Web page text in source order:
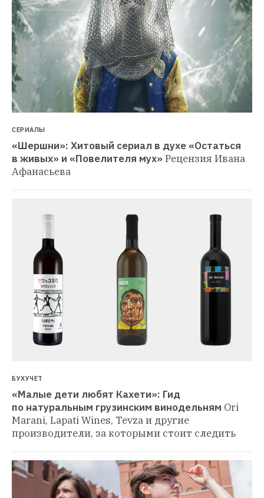
СЕРИАЛЫ
«Шершни»: Хитовый сериал в духе «Остаться
в живых» и «Повелителя мух» Рецензия Ивана
Афанасьева
БУХУЧЕТ
«Малые дети любят Кахети»: Гид
по натуральным грузинским винодельням Ori
Marani, Lapati Wines, Tevza и другие
производители, за которыми стоит следить